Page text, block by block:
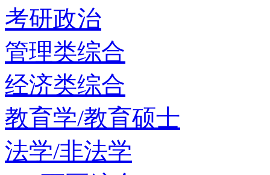
考研政治
管理类综合
经济类综合
教育学/教育硕士
法学/非法学